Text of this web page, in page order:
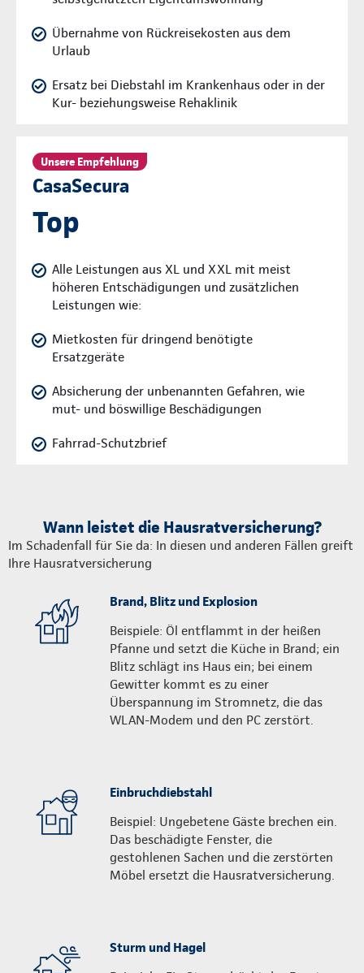
Übernahme von Rückreisekosten aus dem
Urlaub
Ersatz bei Diebstahl im Krankenhaus oder in der
Kur- beziehungsweise Rehaklinik
Unsere Empfehlung
CasaSecura
Top
Alle Leistungen aus XL und XXL mit meist
höheren Entschädigungen und zusätzlichen
Leistungen wie:
Mietkosten für dringend benötigte
Ersatzgeräte
Absicherung der unbenannten Gefahren, wie
mut- und böswillige Beschädigungen
Fahrrad-Schutzbrief
Wann leistet die Hausratversicherung?
Im Schadenfall für Sie da: In diesen und anderen Fällen greift
Ihre Hausratversicherung
Brand, Blitz und Explosion
Beispiele: Öl entflammt in der heißen
Pfanne und setzt die Küche in Brand; ein
Blitz schlägt ins Haus ein; bei einem
Gewitter kommt es zu einer
Überspannung im Stromnetz, die das
WLAN-Modem und den PC zerstört.
Einbruchdiebstahl
Beispiel: Ungebetene Gäste brechen ein.
Das beschädigte Fenster, die
gestohlenen Sachen und die zerstörten
Möbel ersetzt die Hausratversicherung.
Sturm und Hagel